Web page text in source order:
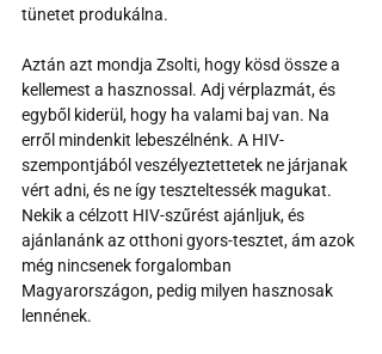
tünetet produkálna.
Aztán azt mondja Zsolti, hogy kösd össze a
kellemest a hasznossal. Adj vérplazmát, és
egyből kiderül, hogy ha valami baj van. Na
erről mindenkit lebeszélnénk. A HIV-
szempontjából veszélyeztettetek ne járjanak
vért adni, és ne így teszteltessék magukat.
Nekik a célzott HIV-szűrést ajánljuk, és
ajánlanánk az otthoni gyors-tesztet, ám azok
még nincsenek forgalomban
Magyarországon, pedig milyen hasznosak
lennének.